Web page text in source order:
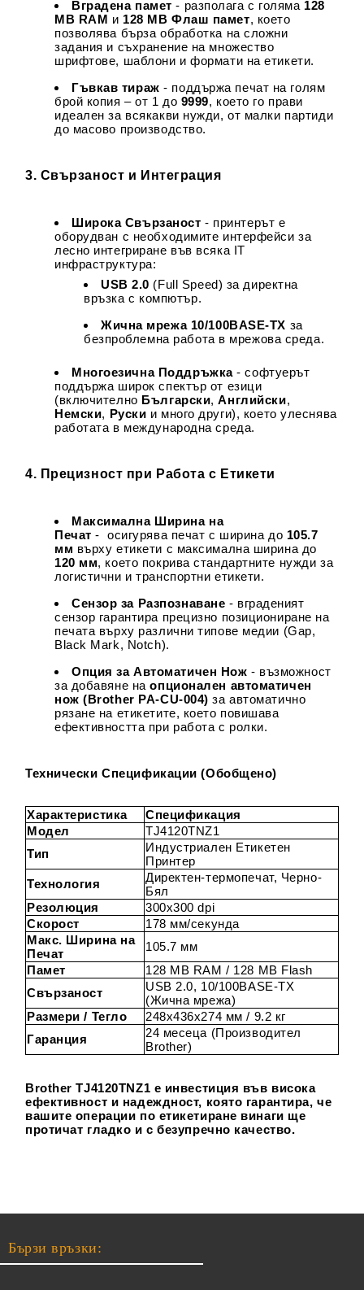
Вградена памет - разполага с голяма 128
MB RAM и 128 MB Флаш памет, което
позволява бърза обработка на сложни
задания и съхранение на множество
шрифтове, шаблони и формати на етикети.
Гъвкав тираж- поддържа печат на голям
брой копия – от 1 до 9999, което го прави
идеален за всякакви нужди, от малки партиди
до масово производство.
3. Свързаност и Интеграция
Широка Свързаност- принтерът е
оборудван с необходимите интерфейси за
лесно интегриране във всяка IT
инфраструктура:
USB 2.0 (Full Speed) за директна
връзка с компютър.
Жична мрежа 10/100BASE-TX за
безпроблемна работа в мрежова среда.
Многоезична Поддръжка- софтуерът
поддържа широк спектър от езици
(включително Български,Английски,
Немски, Руски и много други), което улеснява
работата в международна среда.
4. Прецизност при Работа с Етикети
Максимална Ширина на
Печат- осигурява печат с ширина до 105.7
мм върху етикети с максимална ширина до
120 мм, което покрива стандартните нужди за
логистични и транспортни етикети.
Сензор за Разпознаване - вграденият
сензор гарантира прецизно позициониране на
печата върху различни типове медии (Gap,
Black Mark, Notch).
Опция за Автоматичен Нож - възможност
за добавяне наопционален автоматичен
нож (Brother PA-CU-004) за автоматично
рязане на етикетите, което повишава
ефективността при работа с ролки.
Технически Спецификации (Обобщено)
Характеристика
Спецификация
Модел
TJ4120TNZ1
Тип
Индустриален Етикетен
Принтер
Технология
Директен-термопечат, Черно-
Бял
Резолюция
300x300 dpi
Скорост
178 мм/секунда
Макс. Ширина на
Печат
105.7 мм
Памет
128 MB RAM / 128 MB Flash
Свързаност
USB 2.0, 10/100BASE-TX
(Жична мрежа)
Размери / Тегло
248x436x274 мм / 9.2 кг
Гаранция
24 месеца (Производител
Brother)
Brother TJ4120TNZ1 е инвестиция във висока
ефективност и надеждност, която гарантира, че
вашите операции по етикетиране винаги ще
протичат гладко и с безупречно качество.
Бързи връзки: